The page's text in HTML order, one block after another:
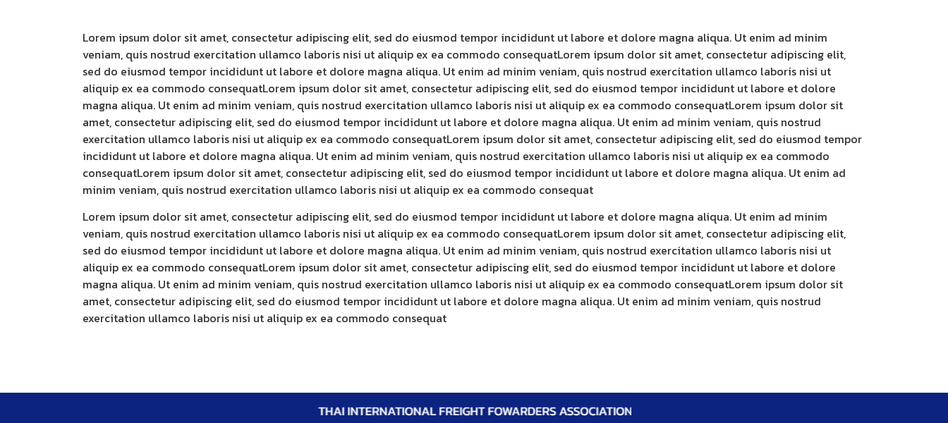
Lorem ipsum dolor sit amet, consectetur adipiscing elit, sed do eiusmod tempor incididunt ut labore et dolore magna aliqua. Ut enim ad minim
veniam, quis nostrud exercitation ullamco laboris nisi ut aliquip ex ea commodo consequatLorem ipsum dolor sit amet, consectetur adipiscing elit,
sed do eiusmod tempor incididunt ut labore et dolore magna aliqua. Ut enim ad minim veniam, quis nostrud exercitation ullamco laboris nisi ut
aliquip ex ea commodo consequatLorem ipsum dolor sit amet, consectetur adipiscing elit, sed do eiusmod tempor incididunt ut labore et dolore
magna aliqua. Ut enim ad minim veniam, quis nostrud exercitation ullamco laboris nisi ut aliquip ex ea commodo consequatLorem ipsum dolor sit
amet, consectetur adipiscing elit, sed do eiusmod tempor incididunt ut labore et dolore magna aliqua. Ut enim ad minim veniam, quis nostrud
exercitation ullamco laboris nisi ut aliquip ex ea commodo consequatLorem ipsum dolor sit amet, consectetur adipiscing elit, sed do eiusmod tempor
incididunt ut labore et dolore magna aliqua. Ut enim ad minim veniam, quis nostrud exercitation ullamco laboris nisi ut aliquip ex ea commodo
consequatLorem ipsum dolor sit amet, consectetur adipiscing elit, sed do eiusmod tempor incididunt ut labore et dolore magna aliqua. Ut enim ad
minim veniam, quis nostrud exercitation ullamco laboris nisi ut aliquip ex ea commodo consequat
Lorem ipsum dolor sit amet, consectetur adipiscing elit, sed do eiusmod tempor incididunt ut labore et dolore magna aliqua. Ut enim ad minim
veniam, quis nostrud exercitation ullamco laboris nisi ut aliquip ex ea commodo consequatLorem ipsum dolor sit amet, consectetur adipiscing elit,
sed do eiusmod tempor incididunt ut labore et dolore magna aliqua. Ut enim ad minim veniam, quis nostrud exercitation ullamco laboris nisi ut
aliquip ex ea commodo consequatLorem ipsum dolor sit amet, consectetur adipiscing elit, sed do eiusmod tempor incididunt ut labore et dolore
magna aliqua. Ut enim ad minim veniam, quis nostrud exercitation ullamco laboris nisi ut aliquip ex ea commodo consequatLorem ipsum dolor sit
amet, consectetur adipiscing elit, sed do eiusmod tempor incididunt ut labore et dolore magna aliqua. Ut enim ad minim veniam, quis nostrud
exercitation ullamco laboris nisi ut aliquip ex ea commodo consequat